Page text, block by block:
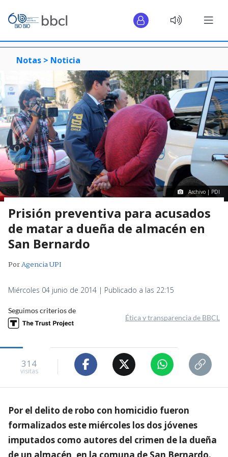
Notas > Noticia
Archivo | PDI
Prisión preventiva para acusados
de matar a dueña de almacén en
San Bernardo
PorAgencia UPI
Miércoles 04 junio de 2014 | Publicado a las 22:15
Seguimos criterios de
Ética y transparencia de BBCL
314
visitas
Por el delito de robo con homicidio fueron
formalizados este miércoles los dos jóvenes
imputados como autores del crimen de la dueña
de un almacén, en la comuna de San Bernardo.